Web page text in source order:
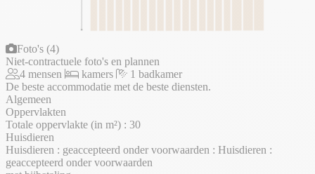
Foto's (4)
Niet-contractuele foto's en plannen
4 mensen
kamers
1 badkamer
De beste accommodatie met de beste diensten.
Algemeen
Oppervlakten
Totale oppervlakte (in m²) : 30
Huisdieren
Huisdieren : geaccepteerd onder voorwaarden : Huisdieren :
geaccepteerd onder voorwaarden